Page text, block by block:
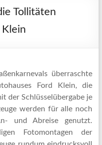
Tollitäten
überraschte
Ford Klein, die
der Schlüsselübergabe je
werden für alle noch
und Abreise genutzt.
Fotomontagen der